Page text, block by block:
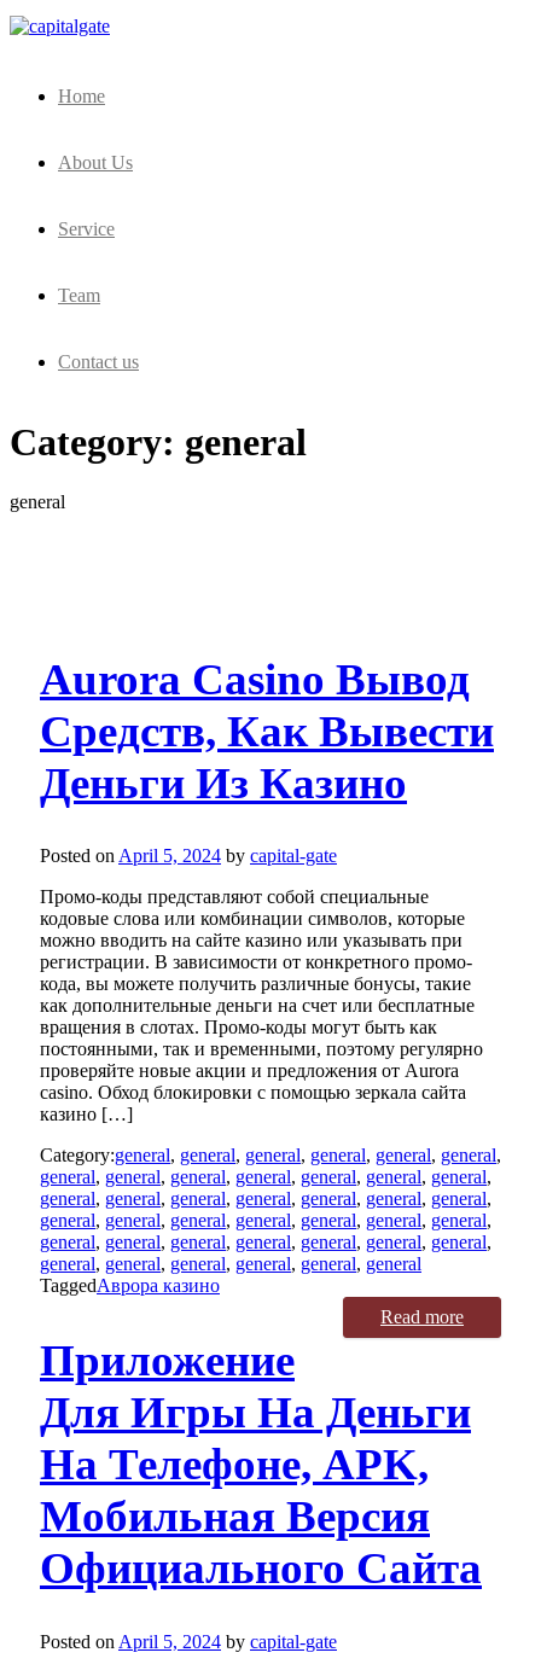
Home
About Us
Service
Team
Contact us
Category: general
general
Aurora Casino Вывод
Средств, Как Вывести
Деньги Из Казино
Posted on April 5, 2024 by capital-gate
Промо-коды представляют собой специальные
кодовые слова или комбинации символов, которые
можно вводить на сайте казино или указывать при
регистрации. В зависимости от конкретного промо-
кода, вы можете получить различные бонусы, такие
как дополнительные деньги на счет или бесплатные
вращения в слотах. Промо-коды могут быть как
постоянными, так и временными, поэтому регулярно
проверяйте новые акции и предложения от Aurora
casino. Обход блокировки с помощью зеркала сайта
казино […]
Category:general, general, general, general, general, general,
general, general, general, general, general, general, general,
general, general, general, general, general, general, general,
general, general, general, general, general, general, general,
general, general, general, general, general, general, general,
general, general, general, general, general, general
TaggedАврора казино
Read more
Приложение
Для Игры На Деньги
На Телефоне, APK,
Мобильная Версия
Официального Сайта
Posted on April 5, 2024 by capital-gate